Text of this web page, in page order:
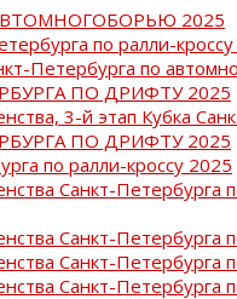
2025
по ралли-
Петербурга по
ПО ДРИФТУ 2025
3-й этап Кубка
ПО ДРИФТУ 2025
по ралли-кроссу 2025
Санкт-
Санкт-
Санкт-
Санкт-Петербурга